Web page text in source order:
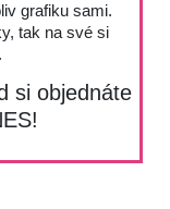
grafiku sami.
tak na své si
si objednáte